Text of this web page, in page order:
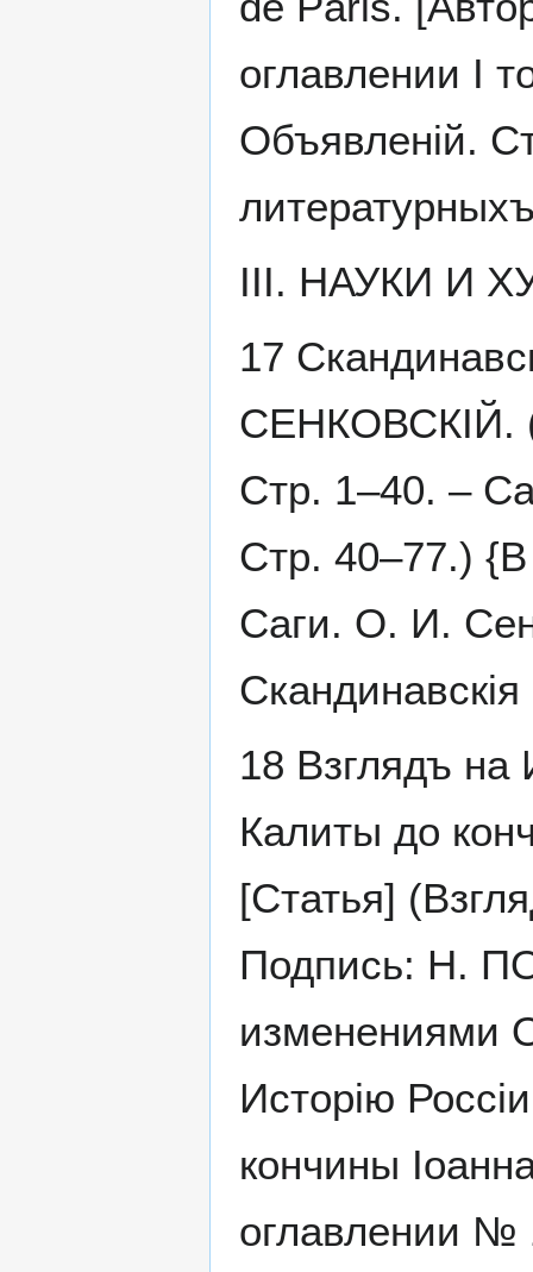
оглавлении I
Объявленій.
III. НАУКИ И
17
СЕНКОВСКІЙ.
Стр. 1–40. –
Стр. 40–77.) {В
Саги. О. И.
18 Взглядъ на
Калиты до
[Статья]
Подпись: Н.
изменениями
Исторію
кончины
оглавлении №